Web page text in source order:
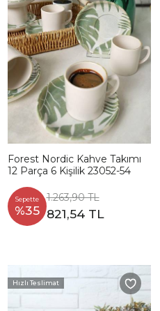
Forest Nordic Kahve Takımı
12 Parça 6 Kişilik 23052-54
Sepette
%35
1.263,90 TL
821,54 TL
Hızlı Teslimat